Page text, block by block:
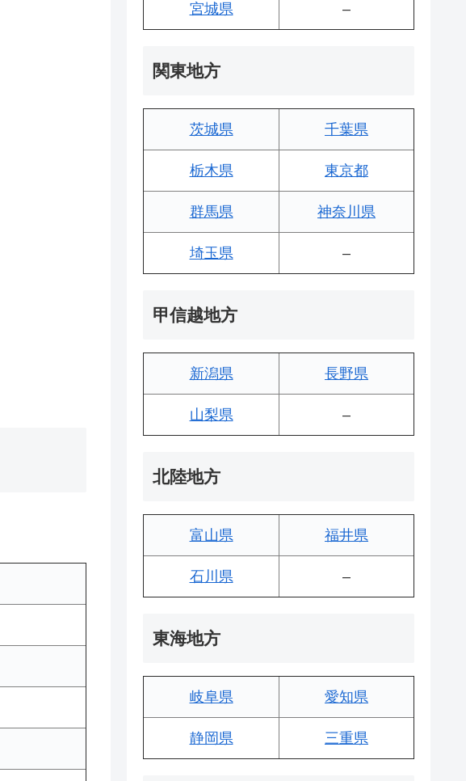
宮城県 –
関東地方
茨城県 千葉県
栃木県 東京都
群馬県 神奈川県
埼玉県 –
甲信越地方
新潟県 長野県
山梨県 –
北陸地方
富山県 福井県
石川県 –
東海地方
岐阜県 愛知県
静岡県 三重県